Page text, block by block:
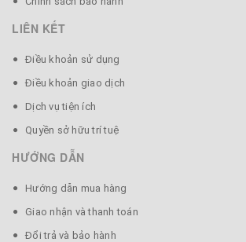
LIÊN KẾT
Điều khoản sử dụng
Điều khoản giao dịch
Dịch vụ tiện ích
Quyền sở hữu trí tuệ
HƯỚNG DẪN
Hướng dẫn mua hàng
Giao nhận và thanh toán
Đổi trả và bảo hành